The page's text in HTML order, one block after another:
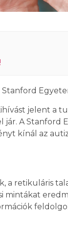
jelent a
jár. A Stanford
kínál az
a retikuláris
mintákat